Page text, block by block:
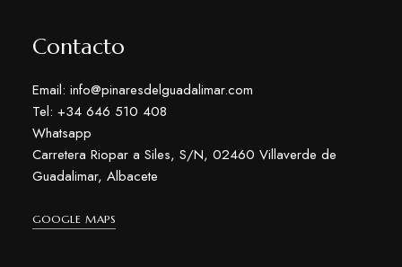
Contacto
Email: info@pinaresdelguadalimar.com
Tel: +34 646 510 408
Whatsapp
Carretera Riopar a Siles, S/N, 02460 Villaverde de
Guadalimar, Albacete
GOOGLE MAPS